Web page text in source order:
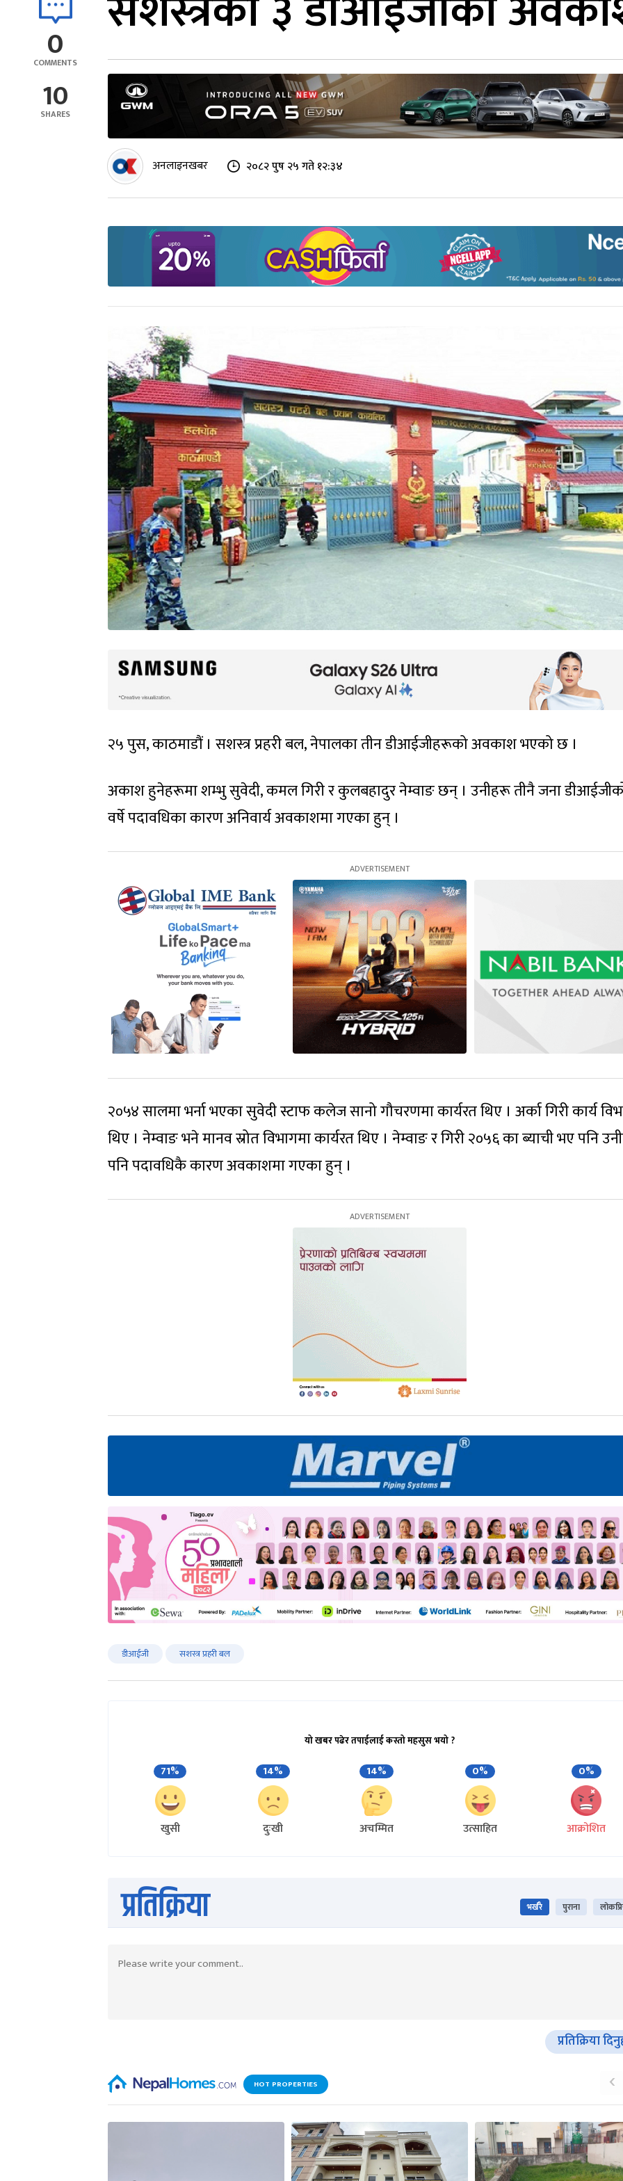
0
COMMENTS
10
SHARES
अनलाइनखबर २०८२ पुष २५ गते १२:३४
२५ पुस, काठमाडौं । सशस्त्र प्रहरी बल, नेपालका तीन डीआईजीहरूको अवकाश भएको छ ।
अकाश हुनेहरूमा शम्भु सुवेदी, कमल गिरी र कुलबहादुर नेम्वाङ छन् । उनीहरू तीनै जना
वर्षे पदावधिका कारण अनिवार्य अवकाशमा गएका हुन् ।
२०५४ सालमा भर्ना भएका सुवेदी स्टाफ कलेज सानो गौचरणमा कार्यरत थिए । अर्का गिरी कार्य
थिए । नेम्वाङ भने मानव स्रोत विभागमा कार्यरत थिए । नेम्वाङ र गिरी २०५६ का ब्याची भए पनि
पनि पदावधिकै कारण अवकाशमा गएका हुन् ।
डीआईजी सशस्त्र प्रहरी बल
यो खबर पढेर तपाईलाई कस्तो महसुस भयो ?
71%
खुसी
14%
दुःखी
14%
अचम्मित
0%
उत्साहित
0%
आक्रोशित
प्रतिक्रिया भर्खरै पुराना
प्रतिक्रिया
HOT PROPERTIES ‹